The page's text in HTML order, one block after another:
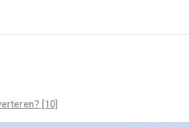
[10]